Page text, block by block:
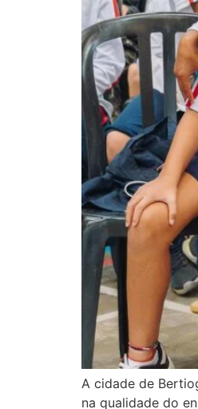
A cidade de
na qualidade do